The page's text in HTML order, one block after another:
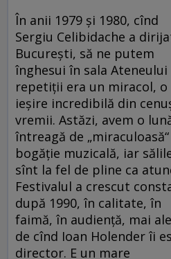
În anii 1979 şi 1980, cînd
Sergiu Celibidache a
Bucureşti, să ne putem
înghesui în sala Ateneului
repetiţii era un miracol, o
ieşire incredibilă din
vremii. Astăzi, avem o
întreagă de „miraculoasă“
bogăţie muzicală, iar
sînt la fel de pline ca
Festivalul a crescut
după 1990, în calitate, în
faimă, în audienţă, mai
de cînd Ioan Holender îi
director. E un mare